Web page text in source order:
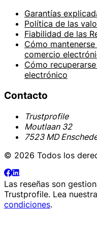
Garantías
Política de las
Fiabilidad de las
Cómo
comercio
Cómo
electrónico
Contacto
Trustprofile
Moutlaan 32
7523 MD
© 2026 Todos los
Las reseñas son
Trustprofile. Lea
condiciones.